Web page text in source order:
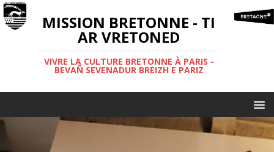
MISSION BRETONNE - TI
AR VRETONED
VIVRE LA CULTURE BRETONNE À PARIS -
BEVAÑ SEVENADUR BREIZH E PARIZ